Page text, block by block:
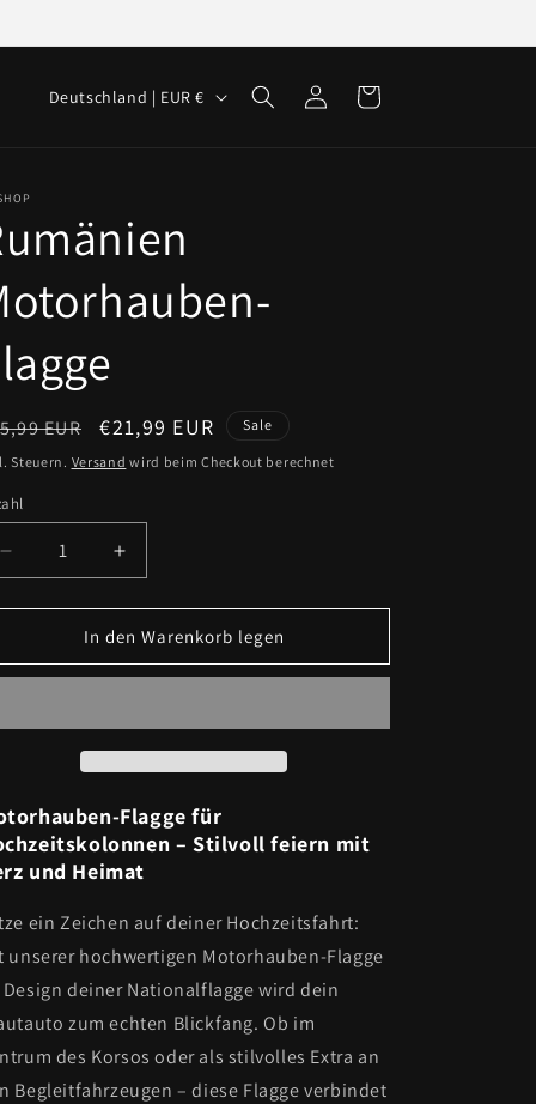
/
e
g
i
o
n
Deutschland | EUR € EinloggenWarenkorb
EUR Verkaufspreis
€21,99 EUR Sale
Steuern. Versand wird beim Checkout berechnet
Verringere
die
Menge
Rumänien
Erhöhe
die
Menge
für
Rumänien
In den Warenkorb legen
Flagge für
– Stilvoll feiern mit
und Heimat
ein Zeichen auf deiner Hochzeitsfahrt:
unserer hochwertigen Motorhauben-Flagge
deiner Nationalflagge wird dein
zum echten Blickfang. Ob im
des Korsos oder als stilvolles Extra an
Begleitfahrzeugen – diese Flagge verbindet